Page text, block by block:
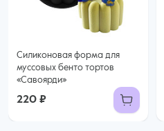
Силиконовая форма для
муссовых бенто тортов
«Савоярди»
220 ₽